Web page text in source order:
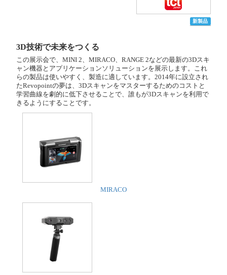
新製品
3D技術で未来をつくる
この展示会で、MINI 2、MIRACO、RANGE 2などの最新の3Dスキ
ャン機器とアプリケーションソリューションを展示します。これ
らの製品は使いやすく、製造に適しています。2014年に設立され
たRevopointの夢は、3Dスキャンをマスターするためのコストと
学習曲線を劇的に低下させることで、誰もが3Dスキャンを利用で
きるようにすることです。
MIRACO